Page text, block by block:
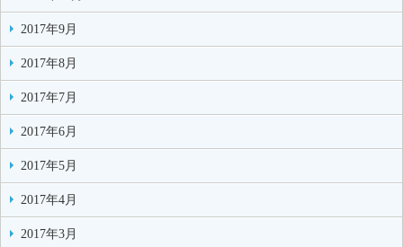
2017年9月
2017年8月
2017年7月
2017年6月
2017年5月
2017年4月
2017年3月